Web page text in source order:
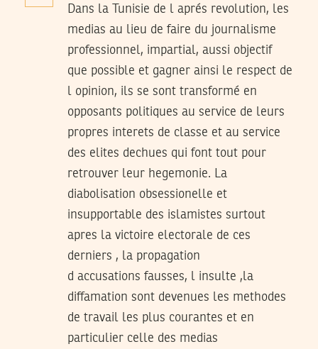
Dans la Tunisie de l aprés revolution, les
medias au lieu de faire du journalisme
professionnel, impartial, aussi objectif
que possible et gagner ainsi le respect de
l opinion, ils se sont transformé en
opposants politiques au service de leurs
propres interets de classe et au service
des elites dechues qui font tout pour
retrouver leur hegemonie. La
diabolisation obsessionelle et
insupportable des islamistes surtout
apres la victoire electorale de ces
derniers , la propagation
d accusations fausses, l insulte ,la
diffamation sont devenues les methodes
de travail les plus courantes et en
particulier celle des medias